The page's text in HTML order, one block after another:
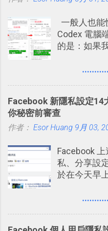
2016/7/7 新
帳？我的理
2016/7/13
2016/8 新
技！最想要
學 2016/11
急時間管理
用 Trello？ 8
2017/6 新增
旅行？我的
卡片不再落
子彈筆記？
來一個月的
拉長時間練
海中更深刻
要準備數百
練習的記憶
的卡片，每
樣的軟體中
一般人也能
Codex 電腦
的是：如果
（ChatGPT
打造一個更
Facebook 新隱私設定14
你秘密前審查
作者： Esor Huang 9月 03,
Facebook
私、分享設
於在今天早
用新版的分